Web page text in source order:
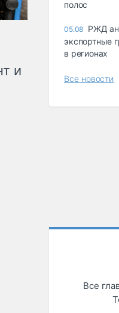
и
полос
05.08 РЖД
экспортные
в регионах
Все новости
Все